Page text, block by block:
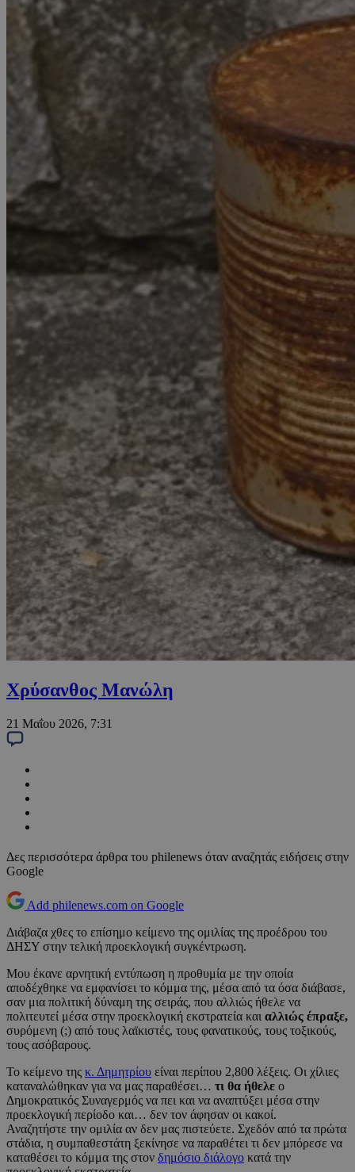
Χρύσανθος Μανώλη
21 Μαΐου 2026, 7:31
Δες περισσότερα άρθρα του philenews όταν αναζητάς ειδήσεις στην
Google
Add philenews.com on Google
Διάβαζα χθες το επίσημο κείμενο της ομιλίας της προέδρου του
ΔΗΣΥ στην τελική προεκλογική συγκέντρωση.
Μου έκανε αρνητική εντύπωση η προθυμία με την οποία
αποδέχθηκε να εμφανίσει το κόμμα της, μέσα από τα όσα διάβασε,
σαν μια πολιτική δύναμη της σειράς, που αλλιώς ήθελε να
πολιτευτεί μέσα στην προεκλογική εκστρατεία και αλλιώς έπραξε,
συρόμενη (;) από τους λαϊκιστές, τους φανατικούς, τους τοξικούς,
τους ασόβαρους.
Το κείμενο της κ. Δημητρίου είναι περίπου 2,800 λέξεις. Οι χίλιες
καταναλώθηκαν για να μας παραθέσει… τι θα ήθελε ο
Δημοκρατικός Συναγερμός να πει και να αναπτύξει μέσα στην
προεκλογική περίοδο και… δεν τον άφησαν οι κακοί.
Αναζητήστε την ομιλία αν δεν μας πιστεύετε. Σχεδόν από τα πρώτα
στάδια, η συμπαθεστάτη ξεκίνησε να παραθέτει τι δεν μπόρεσε να
καταθέσει το κόμμα της στον δημόσιο διάλογο κατά την